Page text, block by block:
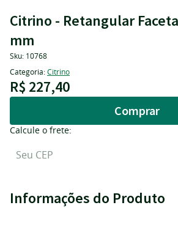
Citrino - Retangular
mm
Sku: 10768
Categoria:Citrino
R$ 227,40
Comprar
Calcule o frete:
Informações do Produto